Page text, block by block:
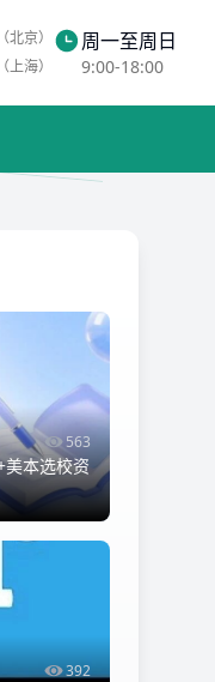
京）
海）
周一至周日
9:00-18:00
563
本选校资
392